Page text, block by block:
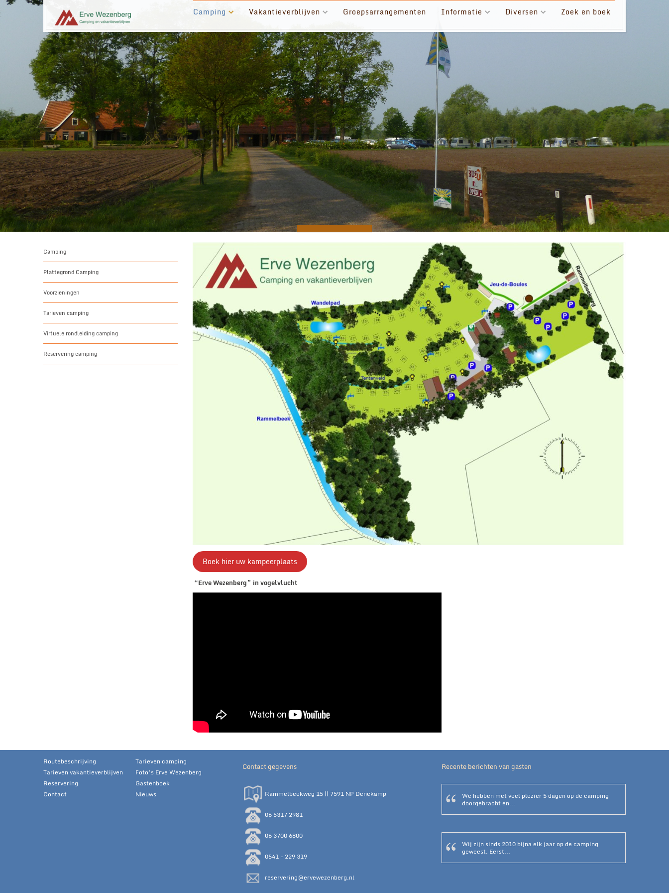
Camping Vakantieverblijven Groepsarrangementen Informatie Diversen Zoek en boek
Boek hier uw kampeerplaats
“Erve Wezenberg” in vogelvlucht
Camping
Plattegrond Camping
Voorzieningen
Tarieven camping
Virtuele rondleiding camping
Reservering camping
Routebeschrijving
Tarieven camping
Tarieven vakantieverblijven
Foto’s Erve Wezenberg
Reservering
Gastenboek
Contact
Nieuws
Contact gegevens
Rammelbeekweg 15 || 7591 NP Denekamp
06 5317 2981
06 3700 6800
0541 - 229 319
reservering@ervewezenberg.nl
Recente berichten van gasten
We hebben met veel plezier 5 dagen op de camping
doorgebracht en...
Wij zijn sinds 2010 bijna elk jaar op de camping
geweest. Eerst...